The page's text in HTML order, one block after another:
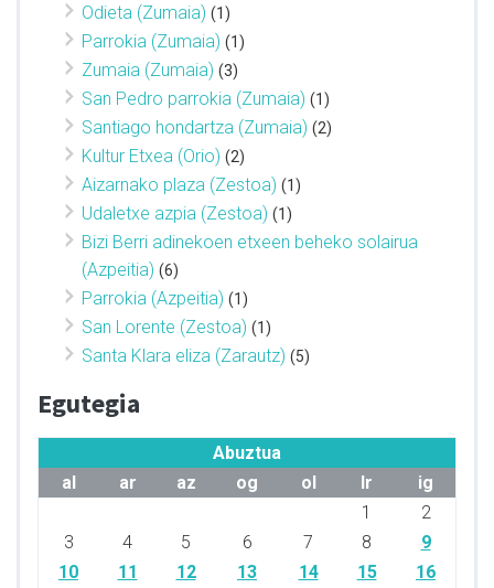
Odieta (Zumaia) (1)
Parrokia (Zumaia) (1)
Zumaia (Zumaia) (3)
San Pedro parrokia (Zumaia) (1)
Santiago hondartza (Zumaia) (2)
Kultur Etxea (Orio) (2)
Aizarnako plaza (Zestoa) (1)
Udaletxe azpia (Zestoa) (1)
Bizi Berri adinekoen etxeen beheko solairua
(Azpeitia) (6)
Parrokia (Azpeitia) (1)
San Lorente (Zestoa) (1)
Santa Klara eliza (Zarautz) (5)
Egutegia
Abuztua
al
ar az og ol lr
ig
1
2
3
4 5 6 7 8
9
10
11 12 13 14 15
16